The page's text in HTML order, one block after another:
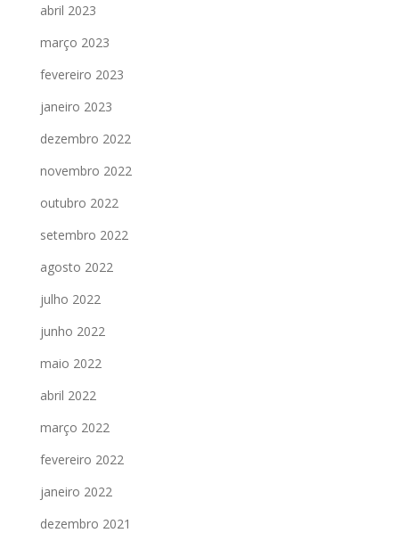
abril 2023
março 2023
fevereiro 2023
janeiro 2023
dezembro 2022
novembro 2022
outubro 2022
setembro 2022
agosto 2022
julho 2022
junho 2022
maio 2022
abril 2022
março 2022
fevereiro 2022
janeiro 2022
dezembro 2021